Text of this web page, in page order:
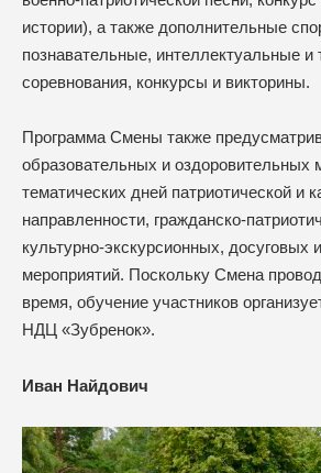
истории), а также дополнительные
познавательные, интеллектуальные и
соревнования, конкурсы и викторины.
Программа Смены также
образовательных и оздоровительных
тематических дней патриотической и
направленности, гражданско-
культурно-экскурсионных, досуговых
мероприятий. Поскольку Смена
время, обучение участников
НДЦ «Зубренок».
Иван Найдович